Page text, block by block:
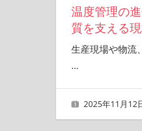
温度管理の
質を支える
生産現場や物流
…
2025年11月12